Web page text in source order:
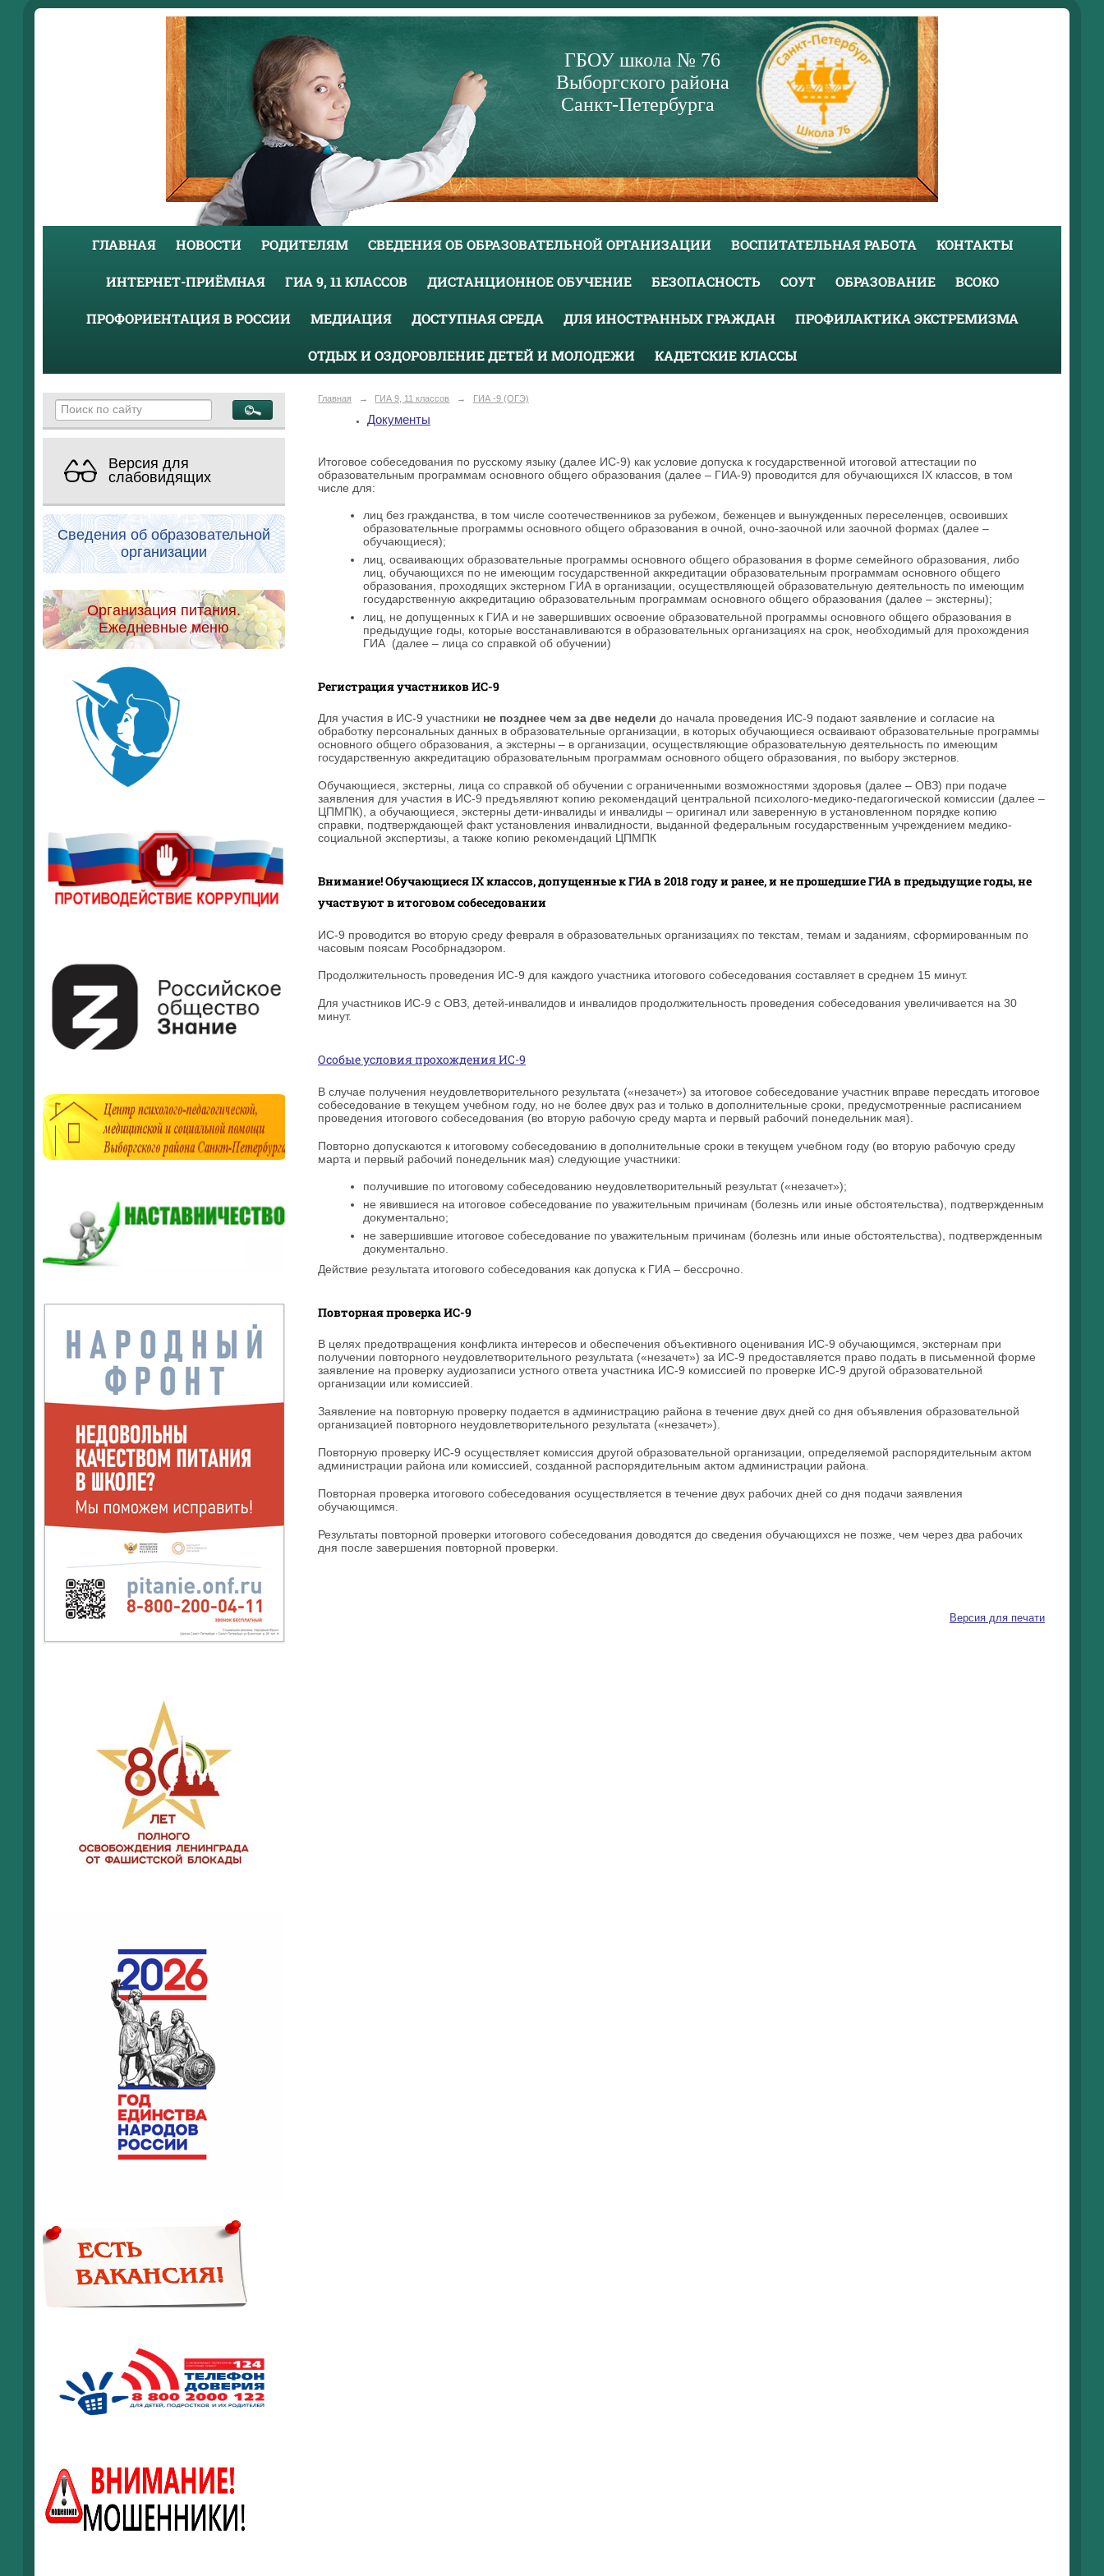
ГБОУ школа № 76
Выборгского района
Санкт-Петербурга
ГЛАВНАЯ НОВОСТИ РОДИТЕЛЯМ СВЕДЕНИЯ ОБ ОБРАЗОВАТЕЛЬНОЙ ОРГАНИЗАЦИИ ВОСПИТАТЕЛЬНАЯ РАБОТА КОНТАКТЫ
ИНТЕРНЕТ-ПРИЁМНАЯ ГИА 9, 11 КЛАССОВ ДИСТАНЦИОННОЕ ОБУЧЕНИЕ БЕЗОПАСНОСТЬ СОУТ ОБРАЗОВАНИЕ ВСОКО
ПРОФОРИЕНТАЦИЯ В РОССИИ МЕДИАЦИЯ ДОСТУПНАЯ СРЕДА ДЛЯ ИНОСТРАННЫХ ГРАЖДАН ПРОФИЛАКТИКА ЭКСТРЕМИЗМА
ОТДЫХ И ОЗДОРОВЛЕНИЕ ДЕТЕЙ И МОЛОДЕЖИ КАДЕТСКИЕ КЛАССЫ
Версия для
слабовидящих
Сведения об образовательной
организации
Организация питания.
Ежедневные меню
Главная → ГИА 9, 11 классов → ГИА -9 (ОГЭ)
Документы
Итоговое собеседования по русскому языку (далее ИС-9) как условие допуска к государственной итоговой аттестации по
образовательным программам основного общего образования (далее – ГИА-9) проводится для обучающихся IX классов, в том
числе для:
лиц без гражданства, в том числе соотечественников за рубежом, беженцев и вынужденных переселенцев, освоивших
образовательные программы основного общего образования в очной, очно-заочной или заочной формах (далее –
обучающиеся);
лиц, осваивающих образовательные программы основного общего образования в форме семейного образования, либо
лиц, обучающихся по не имеющим государственной аккредитации образовательным программам основного общего
образования, проходящих экстерном ГИА в организации, осуществляющей образовательную деятельность по имеющим
государственную аккредитацию образовательным программам основного общего образования (далее – экстерны);
лиц, не допущенных к ГИА и не завершивших освоение образовательной программы основного общего образования в
предыдущие годы, которые восстанавливаются в образовательных организациях на срок, необходимый для прохождения
ГИА (далее – лица со справкой об обучении)
Регистрация участников ИС-9
Для участия в ИС-9 участники не позднее чем за две недели до начала проведения ИС-9 подают заявление и согласие на
обработку персональных данных в образовательные организации, в которых обучающиеся осваивают образовательные программы
основного общего образования, а экстерны – в организации, осуществляющие образовательную деятельность по имеющим
государственную аккредитацию образовательным программам основного общего образования, по выбору экстернов.
Обучающиеся, экстерны, лица со справкой об обучении с ограниченными возможностями здоровья (далее – ОВЗ) при подаче
заявления для участия в ИС-9 предъявляют копию рекомендаций центральной психолого-медико-педагогической комиссии (далее –
ЦПМПК), а обучающиеся, экстерны дети-инвалиды и инвалиды – оригинал или заверенную в установленном порядке копию
справки, подтверждающей факт установления инвалидности, выданной федеральным государственным учреждением медико-
социальной экспертизы, а также копию рекомендаций ЦПМПК
Внимание! Обучающиеся IХ классов, допущенные к ГИА в 2018 году и ранее, и не прошедшие ГИА в предыдущие годы, не
участвуют в итоговом собеседовании
ИС-9 проводится во вторую среду февраля в образовательных организациях по текстам, темам и заданиям, сформированным по
часовым поясам Рособрнадзором.
Продолжительность проведения ИС-9 для каждого участника итогового собеседования составляет в среднем 15 минут.
Для участников ИС-9 с ОВЗ, детей-инвалидов и инвалидов продолжительность проведения собеседования увеличивается на 30
минут.
Особые условия прохождения ИС-9
В случае получения неудовлетворительного результата («незачет») за итоговое собеседование участник вправе пересдать итоговое
собеседование в текущем учебном году, но не более двух раз и только в дополнительные сроки, предусмотренные расписанием
проведения итогового собеседования (во вторую рабочую среду марта и первый рабочий понедельник мая).
Повторно допускаются к итоговому собеседованию в дополнительные сроки в текущем учебном году (во вторую рабочую среду
марта и первый рабочий понедельник мая) следующие участники:
получившие по итоговому собеседованию неудовлетворительный результат («незачет»);
не явившиеся на итоговое собеседование по уважительным причинам (болезнь или иные обстоятельства), подтвержденным
документально;
не завершившие итоговое собеседование по уважительным причинам (болезнь или иные обстоятельства), подтвержденным
документально.
Действие результата итогового собеседования как допуска к ГИА – бессрочно.
Повторная проверка ИС-9
В целях предотвращения конфликта интересов и обеспечения объективного оценивания ИС-9 обучающимся, экстернам при
получении повторного неудовлетворительного результата («незачет») за ИС-9 предоставляется право подать в письменной форме
заявление на проверку аудиозаписи устного ответа участника ИС-9 комиссией по проверке ИС-9 другой образовательной
организации или комиссией.
Заявление на повторную проверку подается в администрацию района в течение двух дней со дня объявления образовательной
организацией повторного неудовлетворительного результата («незачет»).
Повторную проверку ИС-9 осуществляет комиссия другой образовательной организации, определяемой распорядительным актом
администрации района или комиссией, созданной распорядительным актом администрации района.
Повторная проверка итогового собеседования осуществляется в течение двух рабочих дней со дня подачи заявления
обучающимся.
Результаты повторной проверки итогового собеседования доводятся до сведения обучающихся не позже, чем через два рабочих
дня после завершения повторной проверки.
Версия для печати